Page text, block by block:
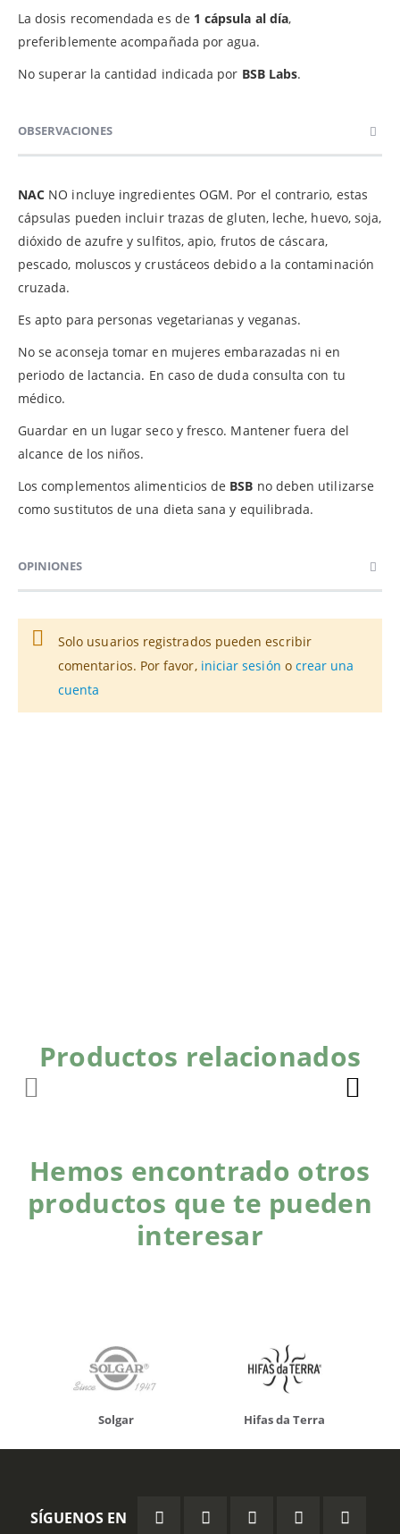
La dosis recomendada es de 1 cápsula al día,
preferiblemente acompañada por agua.
No superar la cantidad indicada por BSB Labs.
OBSERVACIONES
NAC NO incluye ingredientes OGM. Por el contrario, estas
cápsulas pueden incluir trazas de gluten, leche, huevo, soja,
dióxido de azufre y sulfitos, apio, frutos de cáscara,
pescado, moluscos y crustáceos debido a la contaminación
cruzada.
Es apto para personas vegetarianas y veganas.
No se aconseja tomar en mujeres embarazadas ni en
periodo de lactancia. En caso de duda consulta con tu
médico.
Guardar en un lugar seco y fresco. Mantener fuera del
alcance de los niños.
Los complementos alimenticios de BSB no deben utilizarse
como sustitutos de una dieta sana y equilibrada.
OPINIONES
Solo usuarios registrados pueden escribir
comentarios. Por favor, iniciar sesión o crear una
cuenta
Productos relacionados
Hemos encontrado otros
productos que te pueden
interesar
Solgar Hifas da Terra
SÍGUENOS EN